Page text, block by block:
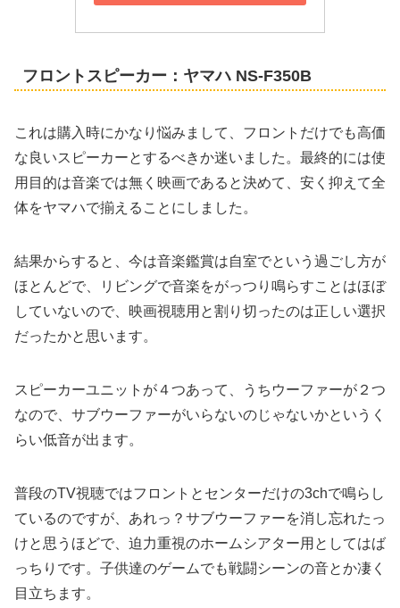
フロントスピーカー：ヤマハ NS-F350B
これは購入時にかなり悩みまして、フロントだけでも高価
な良いスピーカーとするべきか迷いました。最終的には使
用目的は音楽では無く映画であると決めて、安く抑えて全
体をヤマハで揃えることにしました。
結果からすると、今は音楽鑑賞は自室でという過ごし方が
ほとんどで、リビングで音楽をがっつり鳴らすことはほぼ
していないので、映画視聴用と割り切ったのは正しい選択
だったかと思います。
スピーカーユニットが４つあって、うちウーファーが２つ
なので、サブウーファーがいらないのじゃないかというく
らい低音が出ます。
普段のTV視聴ではフロントとセンターだけの3chで鳴らし
ているのですが、あれっ？サブウーファーを消し忘れたっ
けと思うほどで、迫力重視のホームシアター用としてはば
っちりです。子供達のゲームでも戦闘シーンの音とか凄く
目立ちます。